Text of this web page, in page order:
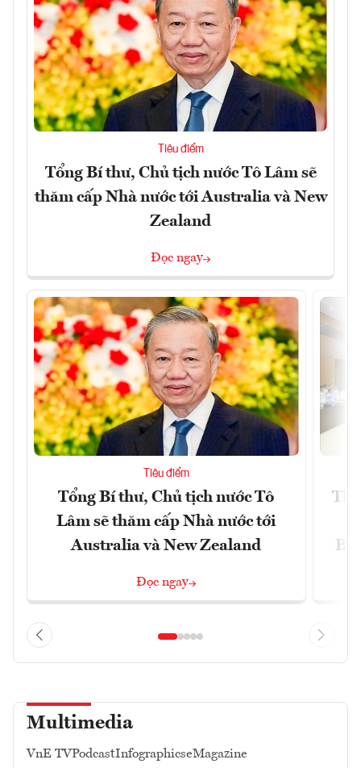
Tiêu điểm
Tổng Bí thư, Chủ tịch nước Tô Lâm sẽ
thăm cấp Nhà nước tới Australia và New
Zealand
Đọc ngay
Tiêu điểm
Tổng Bí thư, Chủ tịch nước Tô
Lâm sẽ thăm cấp Nhà nước tới
Australia và New Zealand
Đọc ngay
Multimedia
VnE TVPodcastInfographicseMagazine